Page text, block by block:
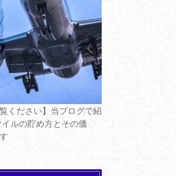
ください】当ブログで紹
ルの貯め方とその価